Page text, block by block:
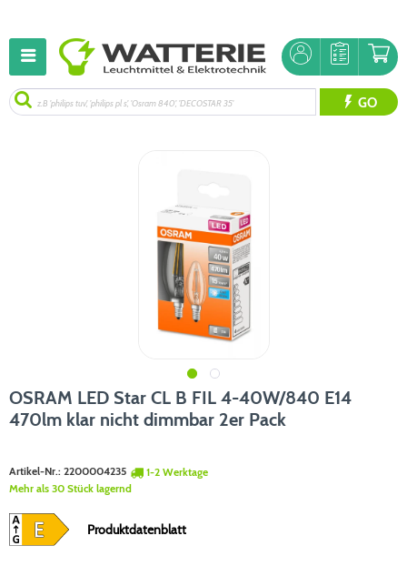
GO
OSRAM LED Star CL B FIL 4-40W/840 E14
470lm klar nicht dimmbar 2er Pack
Artikel-Nr.: 2200004235
1-2 Werktage
Mehr als 30 Stück lagernd
Produktdatenblatt